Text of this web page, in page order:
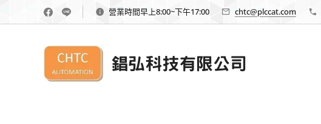
營業時間早上8:00~下午17:00 chtc@plccat.com
錩弘科技有限公司